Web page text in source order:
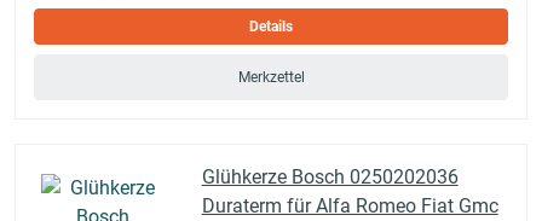
Details
Merkzettel
Glühkerze Bosch 0250202036
Duraterm für Alfa Romeo Fiat Gmc